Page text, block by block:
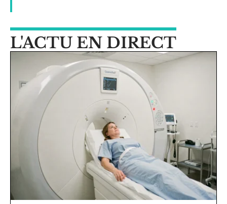
L'ACTU EN DIRECT